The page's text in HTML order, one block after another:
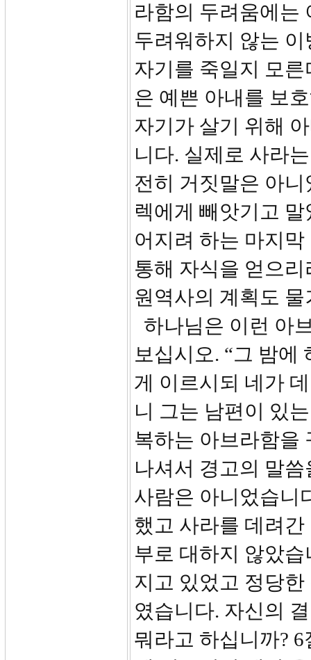
라함의 두려움에는
두려워하지 않는
자기를 죽일지 모
은 예쁜 아내를 보
자기가 살기 위해
니다. 실제로 사라
전히 거짓말은 아
렉에게 빼앗기고
어지려 하는 마지
통해 자식을 얻으
원역사의 계획도
하나님은 이런 아
보십시오. “그 밤에
게 이르시되 네가
니 그는 남편이 있
복하는 아브라함을
나셔서 경고의 말
사람은 아니었습니
했고 사라를 데려
부로 대하지 않았
지고 있었고 정당
였습니다. 자신의
뭐라고 하십니까?